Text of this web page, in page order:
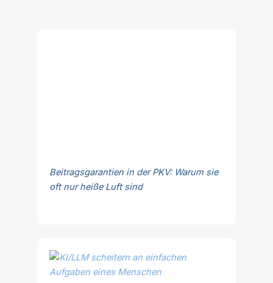
Beitragsgarantien in der PKV: Warum sie
oft nur heiße Luft sind